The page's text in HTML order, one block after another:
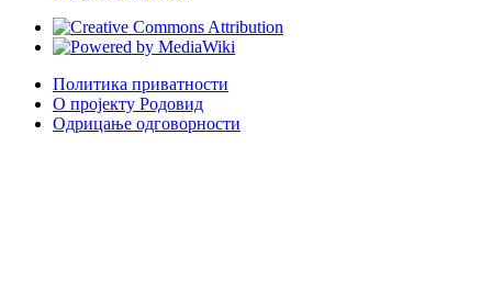
Политика приватности
О пројекту Родовид
Одрицање одговорности